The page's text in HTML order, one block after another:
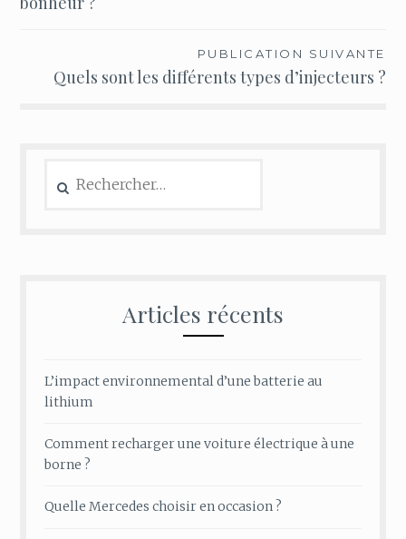
PUBLICATION SUIVANTE
Quels sont les différents types d’injecteurs ?
Articles récents
L’impact environnemental d’une batterie au
lithium
Comment recharger une voiture électrique à une
borne ?
Quelle Mercedes choisir en occasion ?